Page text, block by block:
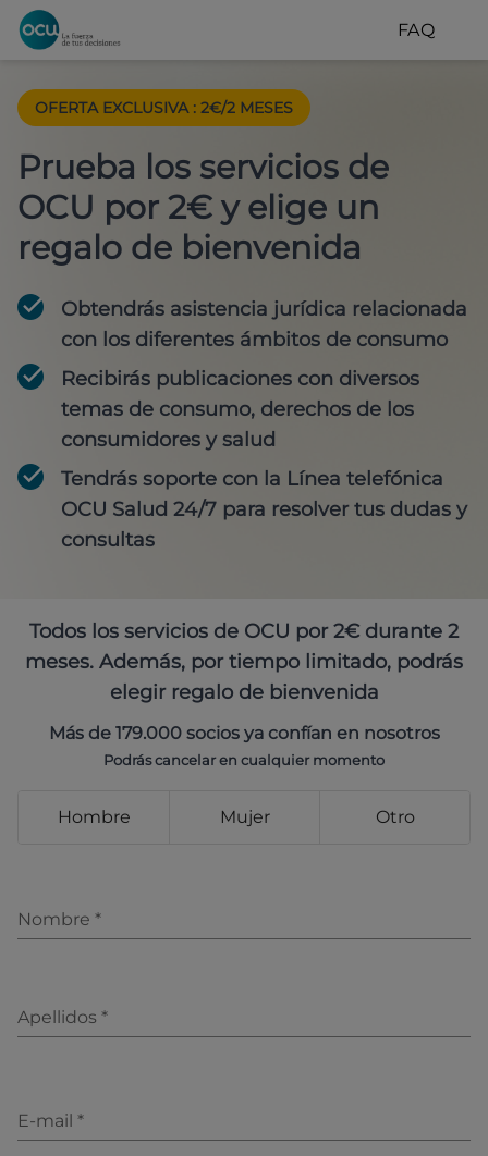
FAQ
OFERTA EXCLUSIVA : 2€/2 MESES
Prueba los servicios de
OCU por 2€ y elige un
regalo de bienvenida
Obtendrás asistencia jurídica relacionada
con los diferentes ámbitos de consumo
Recibirás publicaciones con diversos
temas de consumo, derechos de los
consumidores y salud
Tendrás soporte con la Línea telefónica
OCU Salud 24/7 para resolver tus dudas y
consultas
Todos los servicios de OCU por 2€ durante 2
meses. Además, por tiempo limitado, podrás
elegir regalo de bienvenida
Más de 179.000 socios ya confían en nosotros
Podrás cancelar en cualquier momento
Hombre Mujer Otro
Nombre *
Apellidos *
E-mail *